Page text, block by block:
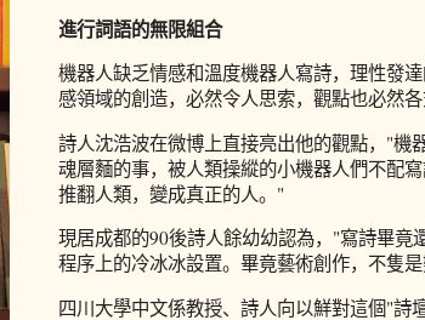
進行詞語的無限組合
機器人缺乏情感和溫度機器人寫詩，理性發
感領域的創造，必然令人思索，觀點也必然各
詩人沈浩波在微博上直接亮出他的觀點，"機
魂層麵的事，被人類操縱的小機器人們不配
推翻人類，變成真正的人。"
現居成都的90後詩人餘幼幼認為，"寫詩畢竟
程序上的冷冰冰設置。畢竟藝術創作，不隻
四川大學中文係教授、詩人向以鮮對這個"詩